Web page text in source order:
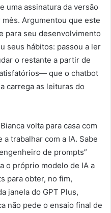
uma assinatura da versão
Argumentou que este
para seu desenvolvimento
seus hábitos: passou a ler
o restante a partir de
que o chatbot
carrega as leituras do
volta para casa com
trabalhar com a IA. Sabe
de prompts”
o próprio modelo de IA a
para obter, no fim,
janela do GPT Plus,
não pede o ensaio final de